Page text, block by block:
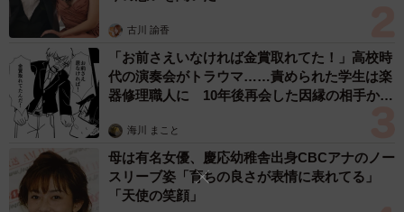
古川 諭香
「お前さえいなければ金賞取れてた！」高校時
代の演奏会がトラウマ……責められた学生は楽
器修理職人に 10年後再会した因縁の相手から
海川 まこと
母は有名女優、慶応幼稚舎出身CBCアナのノー
スリーブ姿「育ちの良さが表情に表れてる」
「天使の笑顔」